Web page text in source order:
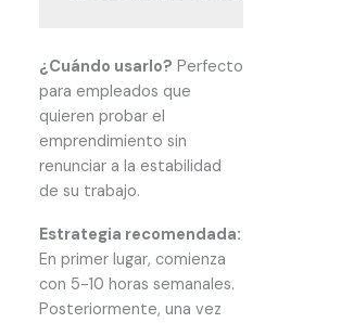
¿Cuándo usarlo? Perfecto
para empleados que
quieren probar el
emprendimiento sin
renunciar a la estabilidad
de su trabajo.
Estrategia recomendada:
En primer lugar, comienza
con 5-10 horas semanales.
Posteriormente, una vez